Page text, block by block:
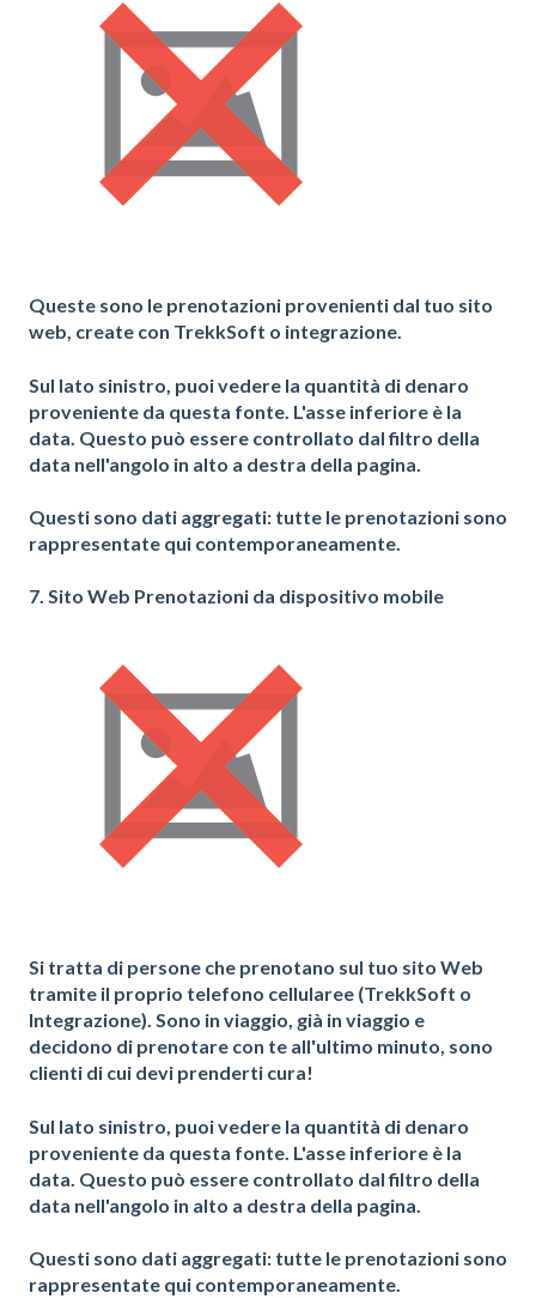
Queste sono le prenotazioni provenienti dal tuo sito
web, create con TrekkSoft o integrazione.
Sul lato sinistro, puoi vedere la quantità di denaro
proveniente da questa fonte. L'asse inferiore è la
data. Questo può essere controllato dal filtro della
data nell'angolo in alto a destra della pagina.
Questi sono dati aggregati: tutte le prenotazioni sono
rappresentate qui contemporaneamente.
7. Sito Web Prenotazioni da dispositivo mobile
Si tratta di persone che prenotano sul tuo sito Web
tramite il proprio telefono cellularee (TrekkSoft o
Integrazione). Sono in viaggio, già in viaggio e
decidono di prenotare con te all'ultimo minuto, sono
clienti di cui devi prenderti cura!
Sul lato sinistro, puoi vedere la quantità di denaro
proveniente da questa fonte. L'asse inferiore è la
data. Questo può essere controllato dal filtro della
data nell'angolo in alto a destra della pagina.
Questi sono dati aggregati: tutte le prenotazioni sono
rappresentate qui contemporaneamente.